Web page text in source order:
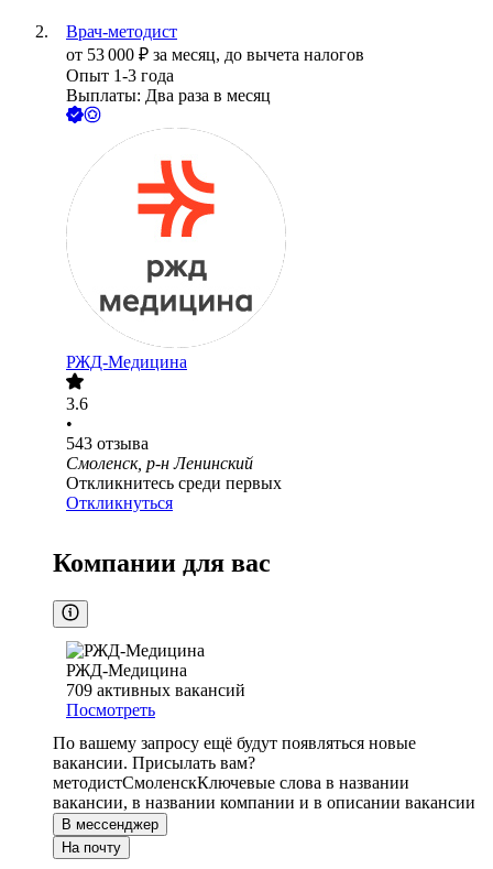
Врач-методист
от 53 000 ₽ за месяц, до вычета налогов
Опыт 1-3 года
Выплаты: Два раза в месяц
РЖД-Медицина
3.6
•
543 отзыва
Смоленск, р-н Ленинский
Откликнитесь среди первых
Откликнуться
Компании для вас
РЖД-Медицина
709 активных вакансий
Посмотреть
По вашему запросу ещё будут появляться новые
вакансии. Присылать вам?
методистСмоленскКлючевые слова в названии
вакансии, в названии компании и в описании вакансии
В мессенджер
На почту